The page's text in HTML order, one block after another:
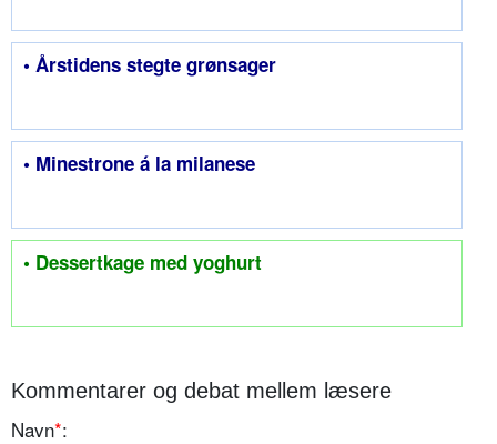
• Årstidens stegte grønsager
• Minestrone á la milanese
• Dessertkage med yoghurt
Kommentarer og debat mellem læsere
Navn*: